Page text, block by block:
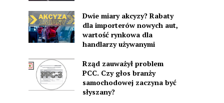
Dwie miary akcyzy? Rabaty
dla importerów nowych aut,
wartość rynkowa dla
handlarzy używanymi
Rząd zauważył problem
PCC. Czy głos branży
samochodowej zaczyna być
słyszany?